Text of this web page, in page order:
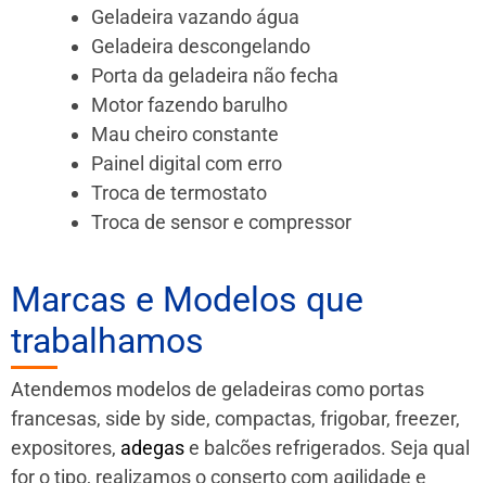
Geladeira vazando água
Geladeira descongelando
Porta da geladeira não fecha
Motor fazendo barulho
Mau cheiro constante
Painel digital com erro
Troca de termostato
Troca de sensor e compressor
Marcas e Modelos que
trabalhamos
Atendemos modelos de geladeiras como portas
francesas, side by side, compactas, frigobar, freezer,
expositores, adegase balcões refrigerados. Seja qual
for o tipo, realizamos o conserto com agilidade e